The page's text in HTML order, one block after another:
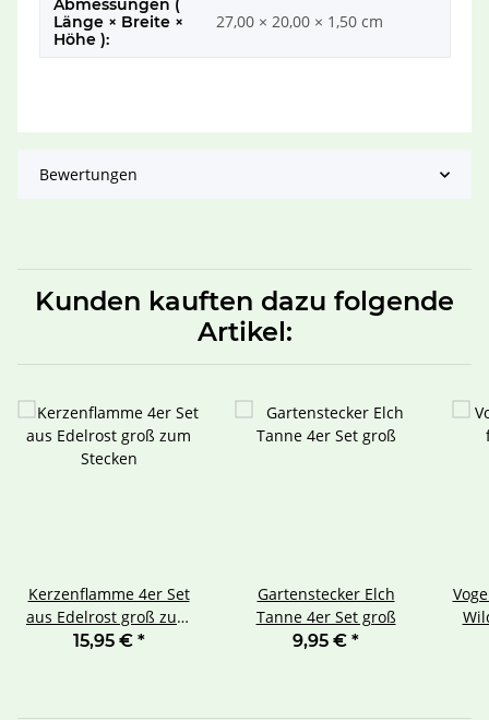
Abmessungen (
Länge × Breite ×
Höhe ):
27,00 × 20,00 × 1,50 cm
Bewertungen
Kunden kauften dazu folgende
Artikel:
Kerzenflamme 4er Set
aus Edelrost groß zum
Stecken
15,95 € *
Gartenstecker Elch
Tanne 4er Set groß
9,95 € *